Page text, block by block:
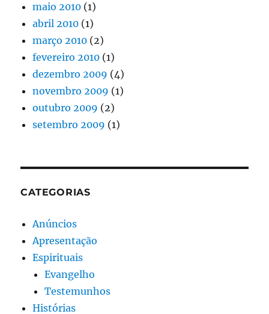
maio 2010 (1)
abril 2010 (1)
março 2010 (2)
fevereiro 2010 (1)
dezembro 2009 (4)
novembro 2009 (1)
outubro 2009 (2)
setembro 2009 (1)
CATEGORIAS
Anúncios
Apresentação
Espirituais
Evangelho
Testemunhos
Histórias